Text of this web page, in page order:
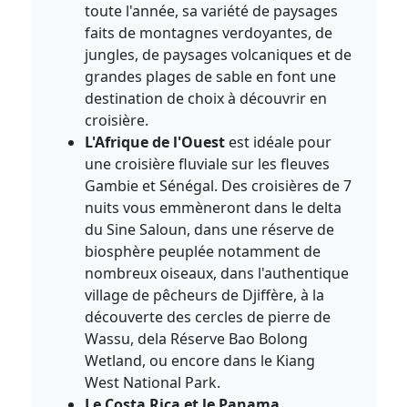
toute l'année, sa variété de paysages
faits de montagnes verdoyantes, de
jungles, de paysages volcaniques et de
grandes plages de sable en font une
destination de choix à découvrir en
croisière.
L'Afrique de l'Ouest est idéale pour
une croisière fluviale sur les fleuves
Gambie et Sénégal. Des croisières de 7
nuits vous emmèneront dans le delta
du Sine Saloun, dans une réserve de
biosphère peuplée notamment de
nombreux oiseaux, dans l'authentique
village de pêcheurs de Djiffère, à la
découverte des cercles de pierre de
Wassu, dela Réserve Bao Bolong
Wetland, ou encore dans le Kiang
West National Park.